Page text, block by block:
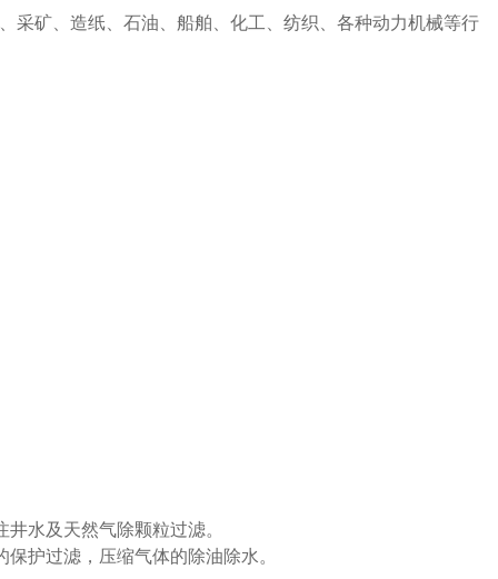
采矿、造纸、石油、船舶、化工、纺织、各种动力机械等行
水及天然气除颗粒过滤。
护过滤，压缩气体的除油除水。